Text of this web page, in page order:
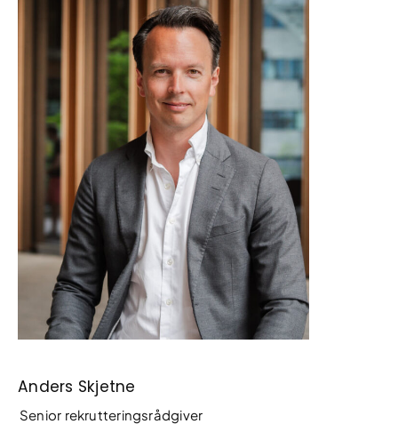
Anders Skjetne
Senior rekrutteringsrådgiver